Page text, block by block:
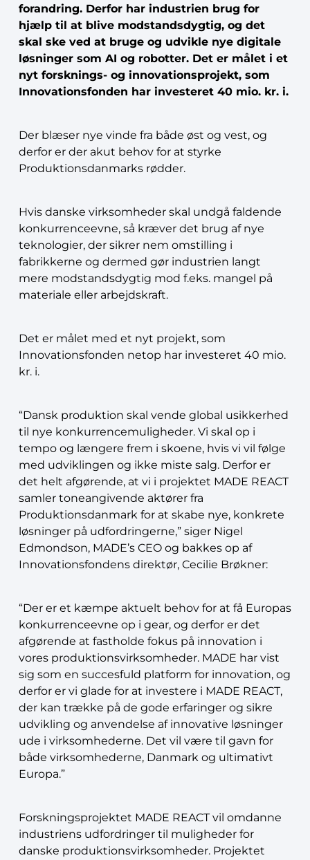
forandring. Derfor har industrien brug for
hjælp til at blive modstandsdygtig, og det
skal ske ved at bruge og udvikle nye digitale
løsninger som AI og robotter. Det er målet i et
nyt forsknings- og innovationsprojekt, som
Innovationsfonden har investeret 40 mio. kr. i.
Der blæser nye vinde fra både øst og vest, og
derfor er der akut behov for at styrke
Produktionsdanmarks rødder.
Hvis danske virksomheder skal undgå faldende
konkurrenceevne, så kræver det brug af nye
teknologier, der sikrer nem omstilling i
fabrikkerne og dermed gør industrien langt
mere modstandsdygtig mod f.eks. mangel på
materiale eller arbejdskraft.
Det er målet med et nyt projekt, som
Innovationsfonden netop har investeret 40 mio.
kr. i.
“Dansk produktion skal vende global usikkerhed
til nye konkurrencemuligheder. Vi skal op i
tempo og længere frem i skoene, hvis vi vil følge
med udviklingen og ikke miste salg. Derfor er
det helt afgørende, at vi i projektet MADE REACT
samler toneangivende aktører fra
Produktionsdanmark for at skabe nye, konkrete
løsninger på udfordringerne,” siger Nigel
Edmondson, MADE’s CEO og bakkes op af
Innovationsfondens direktør, Cecilie Brøkner:
“Der er et kæmpe aktuelt behov for at få Europas
konkurrenceevne op i gear, og derfor er det
afgørende at fastholde fokus på innovation i
vores produktionsvirksomheder. MADE har vist
sig som en succesfuld platform for innovation, og
derfor er vi glade for at investere i MADE REACT,
der kan trække på de gode erfaringer og sikre
udvikling og anvendelse af innovative løsninger
ude i virksomhederne. Det vil være til gavn for
både virksomhederne, Danmark og ultimativt
Europa.”
Forskningsprojektet MADE REACT vil omdanne
industriens udfordringer til muligheder for
danske produktionsvirksomheder. Projektet